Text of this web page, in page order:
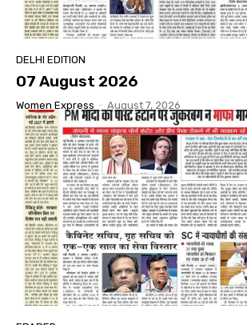
DELHI EDITION
07 August 2026
Women Express - August 7, 2026